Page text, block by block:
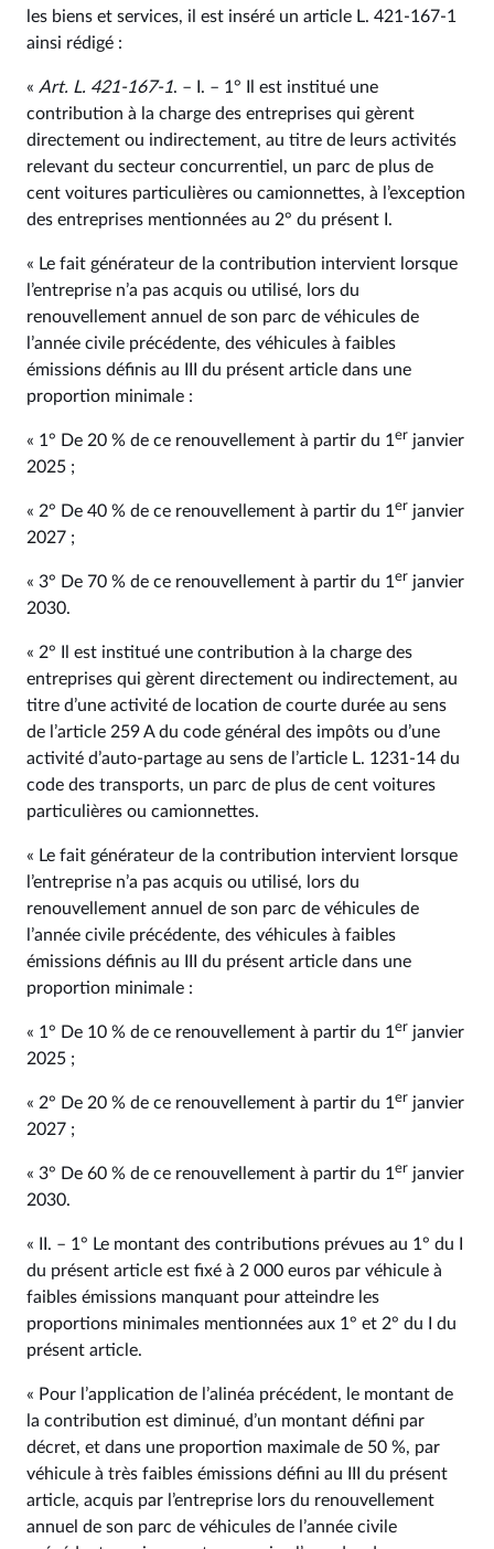
les biens et services, il est inséré un article L. 421‑167‑1
ainsi rédigé :
« Art. L. 421‑167‑1. – I. – 1° Il est institué une
contribution à la charge des entreprises qui gèrent
directement ou indirectement, au titre de leurs activités
relevant du secteur concurrentiel, un parc de plus de
cent voitures particulières ou camionnettes, à l’exception
des entreprises mentionnées au 2° du présent I.
« Le fait générateur de la contribution intervient lorsque
l’entreprise n’a pas acquis ou utilisé, lors du
renouvellement annuel de son parc de véhicules de
l’année civile précédente, des véhicules à faibles
émissions définis au III du présent article dans une
proportion minimale :
« 1° De 20 % de ce renouvellement à partir du 1 er janvier
2025 ;
« 2° De 40 % de ce renouvellement à partir du 1 er janvier
2027 ;
« 3° De 70 % de ce renouvellement à partir du 1 er janvier
2030.
« 2° Il est institué une contribution à la charge des
entreprises qui gèrent directement ou indirectement, au
titre d’une activité de location de courte durée au sens
de l’article 259 A du code général des impôts ou d’une
activité d’auto-partage au sens de l’article L. 1231‑14 du
code des transports, un parc de plus de cent voitures
particulières ou camionnettes.
« Le fait générateur de la contribution intervient lorsque
l’entreprise n’a pas acquis ou utilisé, lors du
renouvellement annuel de son parc de véhicules de
l’année civile précédente, des véhicules à faibles
émissions définis au III du présent article dans une
proportion minimale :
« 1° De 10 % de ce renouvellement à partir du 1 er janvier
2025 ;
« 2° De 20 % de ce renouvellement à partir du 1 er janvier
2027 ;
« 3° De 60 % de ce renouvellement à partir du 1 er janvier
2030.
« II. – 1° Le montant des contributions prévues au 1° du I
du présent article est fixé à 2 000 euros par véhicule à
faibles émissions manquant pour atteindre les
proportions minimales mentionnées aux 1° et 2° du I du
présent article.
« Pour l’application de l’alinéa précédent, le montant de
la contribution est diminué, d’un montant défini par
décret, et dans une proportion maximale de 50 %, par
véhicule à très faibles émissions défini au III du présent
article, acquis par l’entreprise lors du renouvellement
annuel de son parc de véhicules de l’année civile